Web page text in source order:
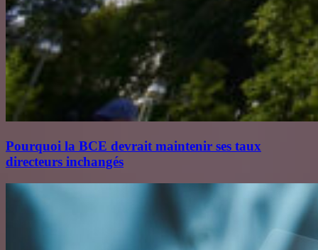
Pourquoi la BCE devrait maintenir ses taux
directeurs inchangés